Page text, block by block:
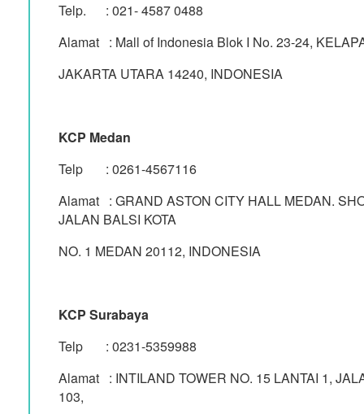
Telp. : 021- 4587 0488
Alamat : Mall of Indonesia Blok I No. 23-24,
JAKARTA UTARA 14240, INDONESIA
KCP Medan
Telp : 0261-4567116
Alamat : GRAND ASTON CITY HALL MEDAN.
JALAN BALSI KOTA
NO. 1 MEDAN 20112, INDONESIA
KCP Surabaya
Telp : 0231-5359988
Alamat : INTILAND TOWER NO. 15 LANTAI 1,
103,